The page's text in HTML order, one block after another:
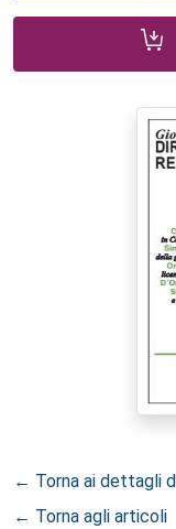
← Torna ai dettagli
← Torna agli articoli